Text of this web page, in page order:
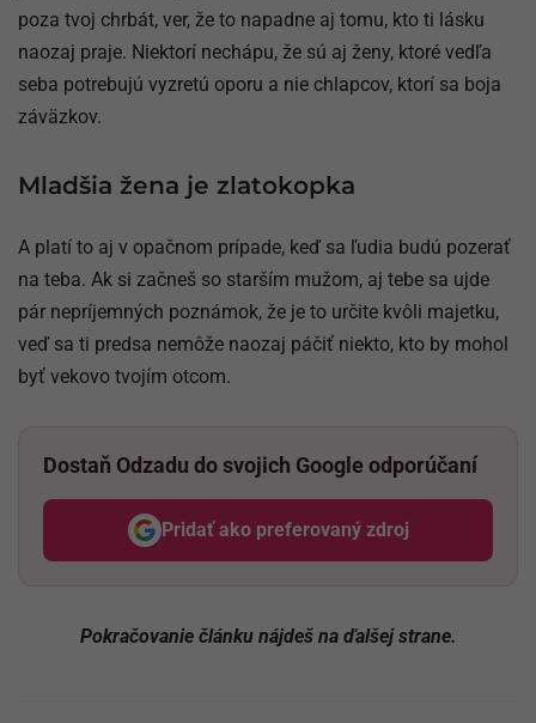
poza tvoj chrbát, ver, že to napadne aj tomu, kto ti lásku
naozaj praje. Niektorí nechápu, že sú aj ženy, ktoré vedľa
seba potrebujú vyzretú oporu a nie chlapcov, ktorí sa boja
záväzkov.
Mladšia žena je zlatokopka
A platí to aj v opačnom prípade, keď sa ľudia budú pozerať
na teba. Ak si začneš so starším mužom, aj tebe sa ujde
pár nepríjemných poznámok, že je to určite kvôli majetku,
veď sa ti predsa nemôže naozaj páčiť niekto, kto by mohol
byť vekovo tvojím otcom.
Dostaň Odzadu do svojich Google odporúčaní
Pridať ako preferovaný zdroj
Odzadu, odkaz sa otvorí v
Pokračovanie článku nájdeš na ďalšej strane.